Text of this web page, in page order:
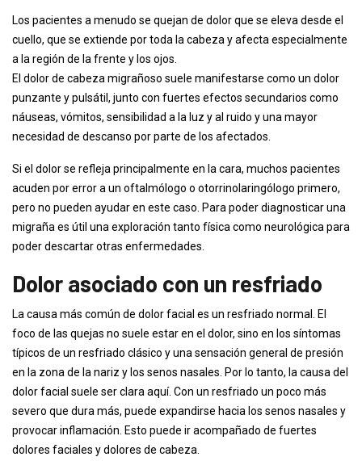
Los pacientes a menudo se quejan de dolor que se eleva desde el
cuello, que se extiende por toda la cabeza y afecta especialmente
a la región de la frente y los ojos.
El dolor de cabeza migrañoso suele manifestarse como un dolor
punzante y pulsátil, junto con fuertes efectos secundarios como
náuseas, vómitos, sensibilidad a la luz y al ruido y una mayor
necesidad de descanso por parte de los afectados.
Si el dolor se refleja principalmente en la cara, muchos pacientes
acuden por error a un oftalmólogo o otorrinolaringólogo primero,
pero no pueden ayudar en este caso. Para poder diagnosticar una
migraña es útil una exploración tanto física como neurológica para
poder descartar otras enfermedades.
Dolor asociado con un resfriado
La causa más común de dolor facial es un resfriado normal. El
foco de las quejas no suele estar en el dolor, sino en los síntomas
típicos de un resfriado clásico y una sensación general de presión
en la zona de la nariz y los senos nasales. Por lo tanto, la causa del
dolor facial suele ser clara aquí. Con un resfriado un poco más
severo que dura más, puede expandirse hacia los senos nasales y
provocar inflamación. Esto puede ir acompañado de fuertes
dolores faciales y dolores de cabeza.